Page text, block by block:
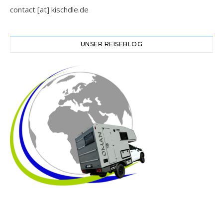
contact [at] kischdle.de
UNSER REISEBLOG